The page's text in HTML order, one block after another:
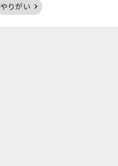
やりがい